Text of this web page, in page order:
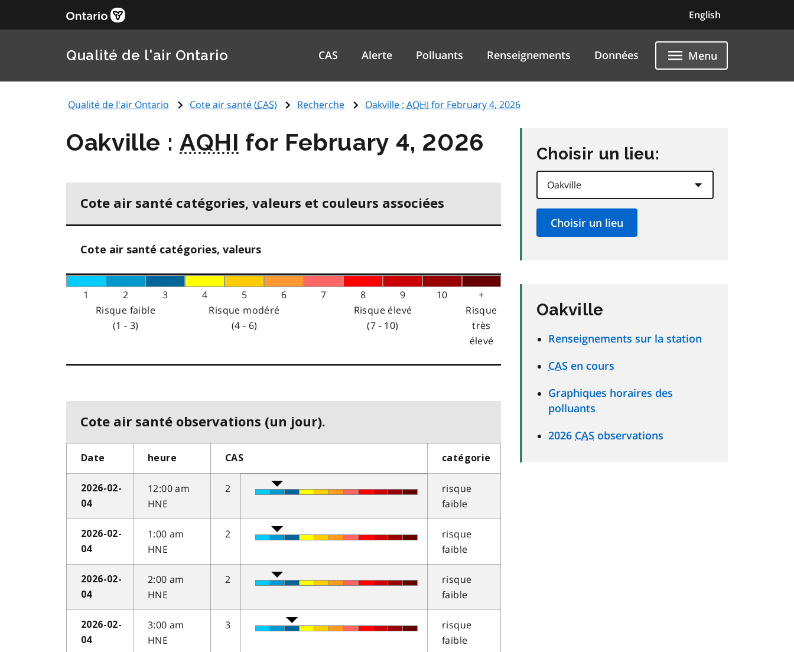
English
Qualité de l'air Ontario CAS Alerte Polluants Renseignements Données Menu
Qualité de l'air Ontario Cote air santé (CAS) Recherche Oakville : AQHI for February 4, 2026
Oakville :AQHI for February 4, 2026
Cote air santé catégories, valeurs et couleurs associées
Cote air santé catégories, valeurs
1 2 3 4 5 6 7 8 9 10
+
Risque faible
(1 - 3)
Risque modéré
(4 - 6)
Risque élevé
(7 - 10)
Risque
très
élevé
Cote air santé observations (un jour).
Date heure CAS catégorie
2026-02-
04
12:00 am
HNE
2
risque
faible
2026-02-
04
1:00 am
HNE
2
risque
faible
2026-02-
04
2:00 am
HNE
2
risque
faible
2026-02-
04
3:00 am
HNE
3
risque
faible
Choisir un lieu:
Oakville
Renseignements sur la station
CAS en cours
Graphiques horaires des
polluants
2026 CAS observations